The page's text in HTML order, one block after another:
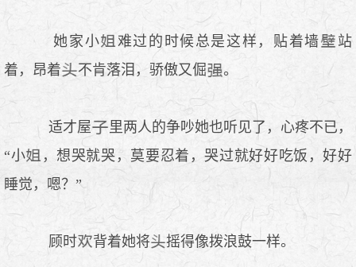
她家小 难过的时候总是这样，贴着墙
站
着，昂着
不肯落泪，骄傲又倔 。
适才屋
里两人的争吵她也听见了，心疼不已，
“小
，想哭就哭，莫要忍着，哭过就好好吃饭，好好
睡觉，嗯？”
顾时 背着她将 摇得像拨浪鼓一样。